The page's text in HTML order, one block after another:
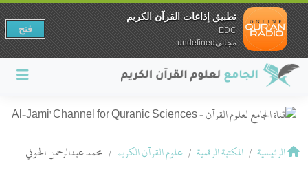
الرئيسية المكتبة الرقمية علوم القرآن الكريم محمد عبدالرحمن الحوفي
تطبيق إذاعات القرآن الكريم
EDC
مجانيundefined
فتح